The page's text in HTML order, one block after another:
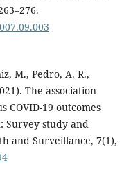
M., Pedro, A. R.,
The association
COVID-19 outcomes
Survey study and
and Surveillance, 7(1),